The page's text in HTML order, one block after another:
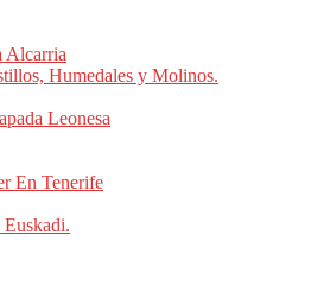
Alcarria
Humedales y Molinos.
Leonesa
En Tenerife
Euskadi.